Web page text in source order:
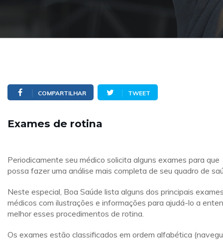
COMPARTILHAR TWEET
Exames de rotina
Periodicamente seu médico solicita alguns exames para que
possa fazer uma análise mais completa de seu quadro de
Neste especial, Boa Saúde lista alguns dos principais
médicos com ilustrações e informações para ajudá-lo a
melhor esses procedimentos de rotina.
Os exames estão classificados em ordem alfabética